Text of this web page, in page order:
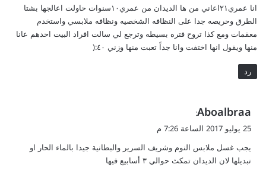
ل
انا عمري٢١اعاني من ها الديدان من عمري١٠سنوات حاولت اعالجها بشتا
الطرق وحريصه جدا على النظافه الشخصيه ونظافه ملابسي واستخدم
معقمات ومع كذا تروح فتره بسيطه وترجع لي سالت افراد البيت احدهم عانا
منها ويقول انها اختفت وانا جداً تعبت منها وزني ٤٠:(
رد
ي
ق
ل
Aboalbraa
:
25 يوليو 2017 الساعة 7:26 م
يجب غسل ملابس النوم وشريف السرير والبطانية جيدا بالماء الحار او
تبديلها لان الديدان تمكث حوالي ٣ أسابيع فيها